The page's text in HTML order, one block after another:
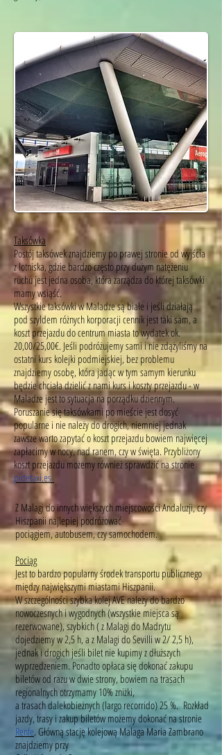
Taksówka
Postój taksówek znajdziemy po prawej stronie od wyjścia
z lotniska, gdzie bardzo często przy dużym natężeniu
ruchu jest jedna osoba, która zarządza do której taksówki
mamy wsiąść.
Wszystkie taksówki w Maladze są białe i jeśli działają
pod szyldem różnych korporacji cennik jest taki sam, a
koszt przejazdu do centrum miasta to wydatek ok.
20,00/25,00€. Jeśli podróżujemy sami i nie zdążyliśmy na
ostatni kurs kolejki podmiejskiej, bez problemu
znajdziemy osobę, która jadąc w tym samym kierunku
będzie chciała dzielić z nami kurs i koszty przejazdu - w
Maladze jest to sytuacja na porządku dziennym.
Poruszanie się taksówkami po mieście jest dosyć
popularne i nie należy do drogich, niemniej jednak
zawsze warto zapytać o koszt przejazdu bowiem najwięcej
zapłacimy w nocy, nad ranem, czy w święta. Przybliżony
koszt przejazdu możemy również sprawdzić na stronie
pidetaxi.es
Z Malagi do innych większych miejscowości Andaluzji, czy
Hiszpanii najlepiej podróżować
pociągiem, autobusem, czy samochodem.
Pociąg
Jest to bardzo popularny środek transportu publicznego
między największymi miastami Hiszpanii.
W szczególności szybka kolej AVE należy do bardzo
nowoczesnych i wygodnych (wszystkie miejsca są
rezerwowane), szybkich ( z Malagi do Madrytu
dojedziemy w 2,5 h, a z Malagi do Sevilli w 2/ 2,5 h),
jednak i drogich jeśli bilet nie kupimy z dłuższych
wyprzedzeniem. Ponadto opłaca się dokonać zakupu
biletów od razu w dwie strony, bowiem na trasach
regionalnych otrzymamy 10% zniżki,
a trasach dalekobieżnych (largo recorrido) 25 %. Rozkład
jazdy, trasy i zakup biletów możemy dokonać na stronie
Renfe. Główną stację kolejową Malaga Maria Zambrano
znajdziemy przy